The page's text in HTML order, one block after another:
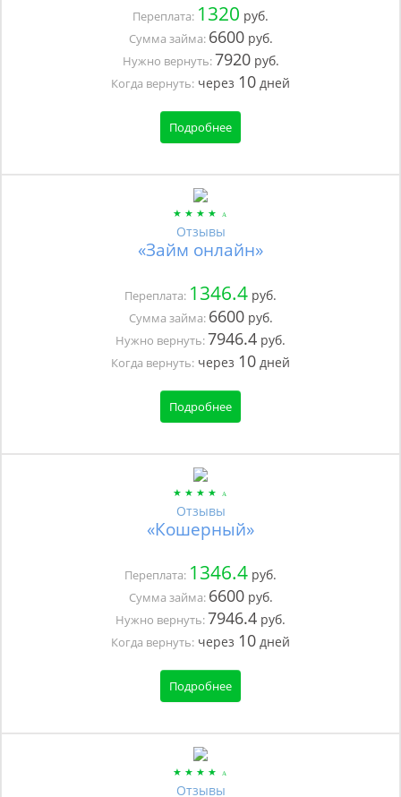
Переплата: 1320 руб.
Сумма займа: 6600руб.
Нужно вернуть:7920руб.
Когда вернуть: через 10 дней
Подробнее
Отзывы
«Займ онлайн»
Переплата: 1346.4 руб.
Сумма займа: 6600руб.
Нужно вернуть:7946.4 руб.
Когда вернуть: через 10 дней
Подробнее
Отзывы
«Кошерный»
Переплата: 1346.4 руб.
Сумма займа: 6600руб.
Нужно вернуть:7946.4 руб.
Когда вернуть: через 10 дней
Подробнее
Отзывы